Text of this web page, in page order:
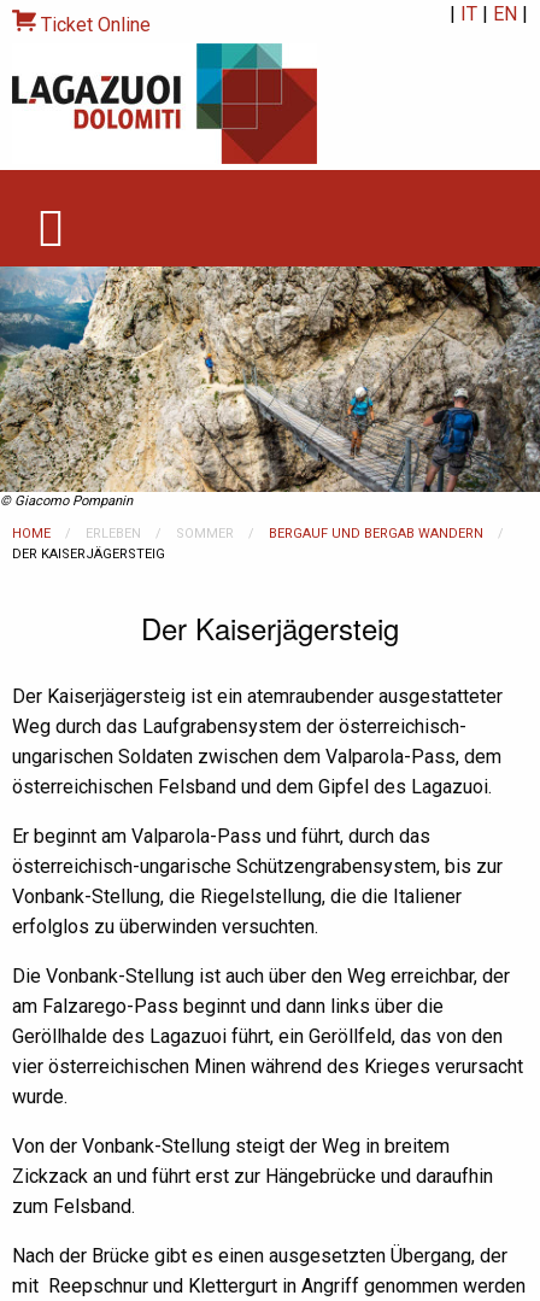
Ticket Online | IT | EN |
© Giacomo Pompanin
HOME ERLEBEN SOMMER
BERGAUF UND BERGAB WANDERN
CURRENT:
DER KAISERJÄGERSTEIG
Der Kaiserjägersteig
Der Kaiserjägersteig ist ein atemraubender ausgestatteter
Weg durch das Laufgrabensystem der österreichisch-
ungarischen Soldaten zwischen dem Valparola-Pass, dem
österreichischen Felsband und dem Gipfel des Lagazuoi.
Er beginnt am Valparola-Pass und führt, durch das
österreichisch-ungarische Schützengrabensystem, bis zur
Vonbank-Stellung, die Riegelstellung, die die Italiener
erfolglos zu überwinden versuchten.
Die Vonbank-Stellung ist auch über den Weg erreichbar, der
am Falzarego-Pass beginnt und dann links über die
Geröllhalde des Lagazuoi führt, ein Geröllfeld, das von den
vier österreichischen Minen während des Krieges verursacht
wurde.
Von der Vonbank-Stellung steigt der Weg in breitem
Zickzack an und führt erst zur Hängebrücke und daraufhin
zum Felsband.
Nach der Brücke gibt es einen ausgesetzten Übergang, der
mit Reepschnur und Klettergurt in Angriff genommen werden